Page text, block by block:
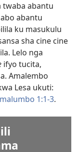
twaba abantu
abantu
ku masukulu
sha cine cine
Lelo nga
ifyo tucita,
Amalembo
Lesa ukuti:
1:1-3.